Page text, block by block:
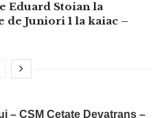
Eduard Stoian la
Juniori 1 la kaiac –
– CSM Cetate Devatrans –